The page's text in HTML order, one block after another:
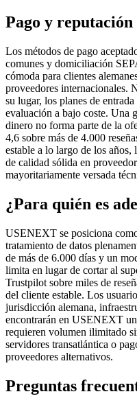
Pago y reputación
Los métodos de pago
comunes y domiciliación
cómoda para clientes
proveedores internacionales.
su lugar, los planes de
evaluación a bajo coste. Una
dinero no forma parte de la
4,6 sobre más de 4.000
estable a lo largo de los años,
de calidad sólida en
mayoritariamente versada
¿Para quién es
USENEXT se posiciona
tratamiento de datos
de más de 6.000 días y un
limita en lugar de cortar al
Trustpilot sobre miles de
del cliente estable. Los
jurisdicción alemana,
encontrarán en USENEXT
requieren volumen ilimitado
servidores transatlántica o
proveedores alternativos.
Preguntas